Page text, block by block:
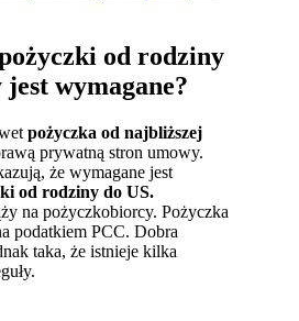
od rodziny
jest wymagane?
pożyczka od najbliższej
prywatną stron umowy.
że wymagane jest
od rodziny do US.
na pożyczkobiorcy. Pożyczka
podatkiem PCC. Dobra
taka, że istnieje kilka